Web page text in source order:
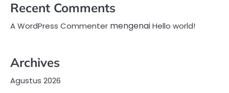
Recent Comments
A WordPress Commenter mengenaiHello world!
Archives
Agustus 2026